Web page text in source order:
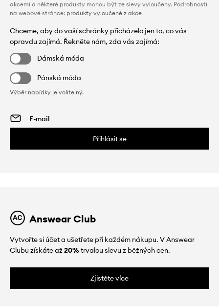
akcemi a některé produkty mohou být ze slevy vyloučeny. Podrobnosti
na webové stránce: produkty vyloučené z akce
Chceme, aby do vaší schránky přicházelo jen to, co vás
opravdu zajímá. Řekněte nám, zda vás zajímá:
Dámská móda
Pánská móda
Výběr nabídky je volitelný.
Přihlásit se
Answear Club
Vytvořte si účet a ušetřete při každém nákupu. V Answear
Clubu získáte až20%trvalou slevu z běžných cen.
Zjistěte více